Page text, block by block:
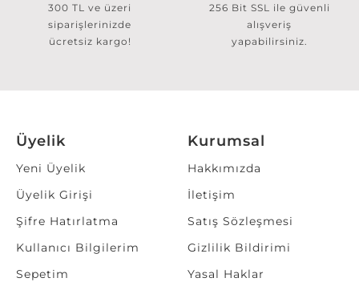
300 TL ve üzeri
siparişlerinizde
ücretsiz kargo!
256 Bit SSL ile güvenli
alışveriş
yapabilirsiniz.
Üyelik
Yeni Üyelik
Üyelik Girişi
Şifre Hatırlatma
Kullanıcı Bilgilerim
Sepetim
Kurumsal
Hakkımızda
İletişim
Satış Sözleşmesi
Gizlilik Bildirimi
Yasal Haklar